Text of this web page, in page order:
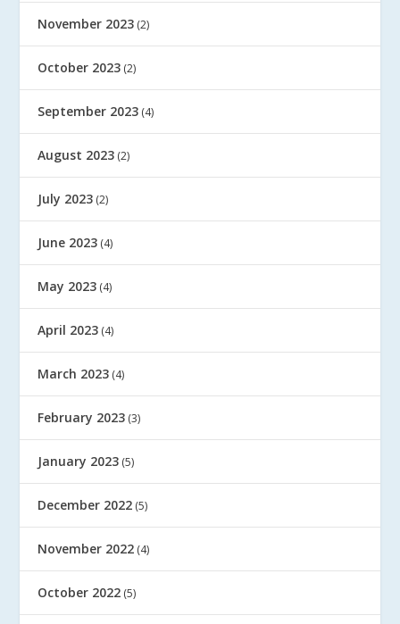
November 2023 (2)
October 2023 (2)
September 2023 (4)
August 2023 (2)
July 2023 (2)
June 2023 (4)
May 2023 (4)
April 2023 (4)
March 2023 (4)
February 2023 (3)
January 2023 (5)
December 2022 (5)
November 2022 (4)
October 2022 (5)